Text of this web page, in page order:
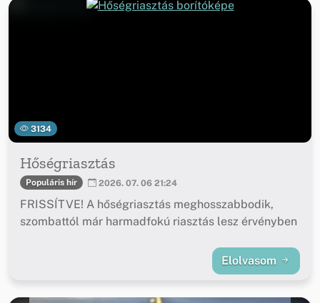
3134
Hőségriasztás
Populáris hír 2026. 07. 06 21:24
FRISSÍTVE! A hőségriasztás meghosszabbodik,
szombattól már harmadfokú riasztás lesz érvényben
Elolvasom